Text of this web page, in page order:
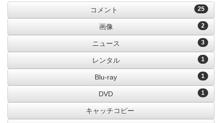
25
コメント
2
画像
3
ニュース
1
レンタル
1
Blu-ray
1
DVD
キャッチコピー